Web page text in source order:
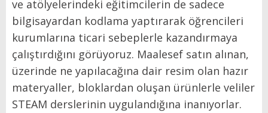
ve atölyelerindeki eğitimcilerin de sadece
bilgisayardan kodlama yaptırarak öğrencileri
kurumlarına ticari sebeplerle kazandırmaya
çalıştırdığını görüyoruz. Maalesef satın alınan,
üzerinde ne yapılacağına dair resim olan hazır
materyaller, bloklardan oluşan ürünlerle veliler
STEAM derslerinin uygulandığına inanıyorlar.